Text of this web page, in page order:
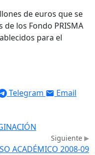
de euros que se
los Fondo PRISMA
para el
Telegram Email
Siguiente
ACADÉMICO 2008-09